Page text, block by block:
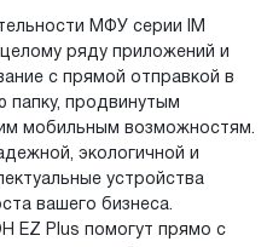
МФУ серии IM
ряду приложений и
с прямой отправкой в
папку, продвинутым
мобильным возможностям.
экологичной и
устройства
вашего бизнеса.
EZ Plus помогут прямо с